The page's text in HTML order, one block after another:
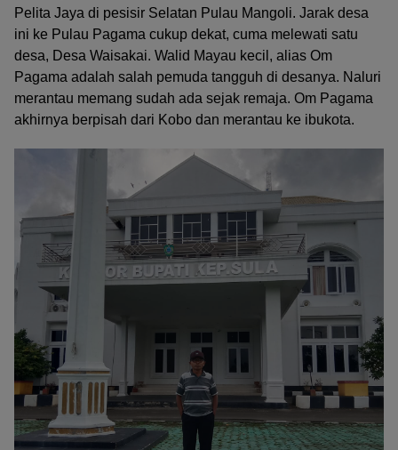
Pelita Jaya di pesisir Selatan Pulau Mangoli. Jarak desa
ini ke Pulau Pagama cukup dekat, cuma melewati satu
desa, Desa Waisakai. Walid Mayau kecil, alias Om
Pagama adalah salah pemuda tangguh di desanya. Naluri
merantau memang sudah ada sejak remaja. Om Pagama
akhirnya berpisah dari Kobo dan merantau ke ibukota.